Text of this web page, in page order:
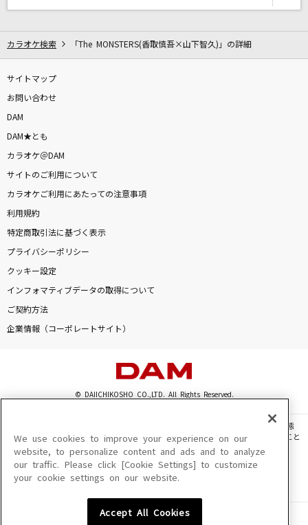
[生音]ドライフラワー
優里
BLAZE
KOTOKO
JANE DOE(ビデオクリップバージョン)
STAY with ME
DAMの新曲・ランキングなど
カラオケ最新情報をチェック！
カラオケ検索 「The MONSTERS(香取慎吾×山下智久)」の詳細
サイトマップ
お問い合わせ
DAM
DAM★とも
カラオケ＠DAM
サイトのご利用について
カラオケご利用にあたっての注意事項
利用規約
特定商取引法に基づく表示
プライバシーポリシー
クッキー設定
インフォマティブデータの取得について
ご契約方法
企業情報（コーポレートサイト）
© DAIICHIKOSHO CO.,LTD. All Rights Reserved.
このサイトに掲載されている一切の文章・画像・写真・動画・音声等を、手段や形態
を問わず、著作権法の定める範囲を超えて無断で複製、転載、ファイル化などすること
を禁じます。
楽曲及びコンテンツは、機種によりご利用いただけない場合があります。
楽曲及びコンテンツの配信日、配信内容が変更になる場合があります。
We use cookies to improve your experience on our
website, to personalize content and ads and to analyze
our traffic. Please click [Cookie Settings] to customize
your cookie settings on our website.
Accept All Cookies